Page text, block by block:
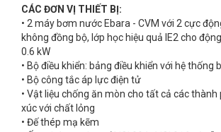
CÁC ĐƠN VỊ THIẾT BỊ:
• 2 máy bơm nước Ebara - CVM với 2 cực
không đồng bộ, lớp học hiệu quả IE2 cho
0.6 kW
• Bộ điều khiển: bảng điều khiển với hệ thống
• Bộ công tắc áp lực điện tử
• Vật liệu chống ăn mòn cho tất cả các
xúc với chất lỏng
• Đế thép mạ kẽm